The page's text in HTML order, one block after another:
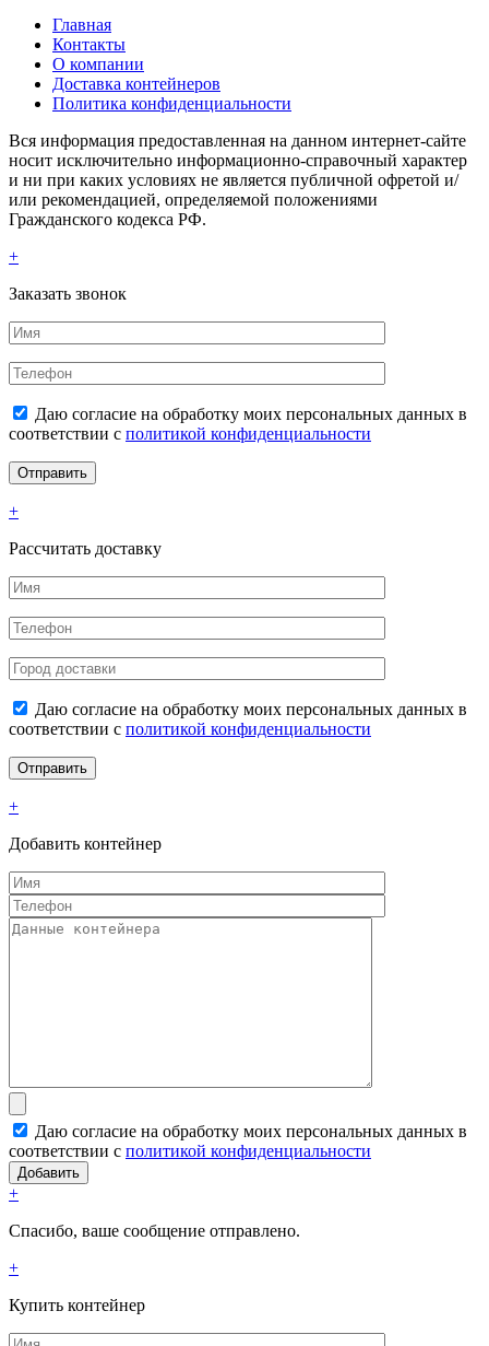
Главная
Контакты
О компании
Доставка контейнеров
Политика конфиденциальности
Вся информация предоставленная на данном интернет-сайте
носит исключительно информационно-справочный характер
и ни при каких условиях не является публичной офретой и/
или рекомендацией, определяемой положениями
Гражданского кодекса РФ.
+
Заказать звонок
Даю согласие на обработку моих персональных данных в
соответствии с политикой конфиденциальности
+
Рассчитать доставку
Даю согласие на обработку моих персональных данных в
соответствии с политикой конфиденциальности
+
Добавить контейнер
Даю согласие на обработку моих персональных данных в
соответствии с политикой конфиденциальности
+
Спасибо, ваше сообщение отправлено.
+
Купить контейнер